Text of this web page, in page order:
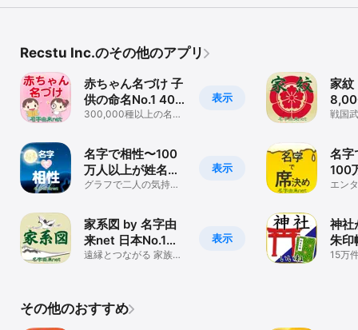
Store/App Store」->「Apple IDをタップ」->「Apple IDを表示か
らパスワードを入力」->購読の「管理」から行うことができます。
・購入した端末以外の端末からアプリを利用する場合や、アプリを
一旦削除して再インストールした場合は、プレミアム会員ライセン
スを購入したApple IDを使って、本アプリの「設定」->「購入情報
の復元」を行なってください。
・プライバシーポリシー https://www.recstu.co.jp/privacy.html
――――――――――――――――――――
■お問い合わせについて
いつもレビューにて貴重なご意見・ご感想ありがとうございます。
い合わせ・不具合情報などがございましたら、以下よりご連絡いた
だきたく思います。
https://www.recstu.co.jp/contact_app.html
■名字由来netについて
日本の名字(姓)の数は、苗字研究家であり文学博士丹羽基二氏著の
Recstu Inc.のその他のアプリ
表示
赤ちゃん名づけ 子
供の命名No.1 400
万人が利用
300,000種以上の名付
表示
名字で相性〜100
万人以上が姓名判
断で利用した恋愛
グラフで二人の気持ち
表示
家系図 by 名字由
来net 日本No.1
150万人
遠縁とつながる 家族の
家紋
ータ
戦国
名字
100
用し
エン
神
朱印
岸の
15万
その他のおすすめ